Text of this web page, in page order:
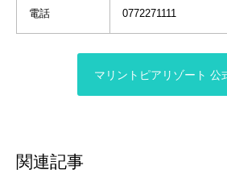
⑧⑨いつもの探し物🤣
探し物の正体がやっと
発覚した🫢🤣
またリールにあげよ🩷
部屋の写真とか色々いろい
ろ
電話 0772271111
マリントピアリゾート 公
関連記事